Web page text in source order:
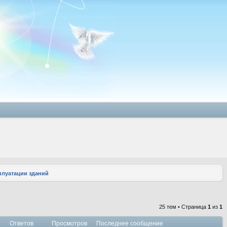
зданий
25 тем • Страница 1 из 1
Ответов Просмотров Последнее сообщение